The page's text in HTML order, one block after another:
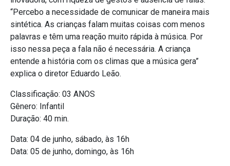
“Percebo a necessidade de comunicar de maneira mais
sintética. As crianças falam muitas coisas com menos
palavras e têm uma reação muito rápida à música. Por
isso nessa peça a fala não é necessária. A criança
entende a história com os climas que a música gera”
explica o diretor Eduardo Leão.
Classificação: 03 ANOS
Gênero: Infantil
Duração: 40 min.
Data: 04 de junho, sábado, às 16h
Data: 05 de junho, domingo, às 16h